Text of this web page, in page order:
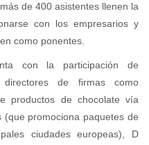
de 400 asistentes llenen la
con los empresarios y
como ponentes.
con la participación de
de firmas como
productos de chocolate vía
promociona paquetes de
ciudades europeas), D